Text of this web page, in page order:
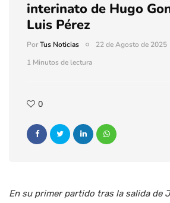
interinato de Hugo
Luis Pérez
PorTus Noticias
22 de Agosto de 2025
1 Minutos de lectura
0
En su primer partido tras la salida de